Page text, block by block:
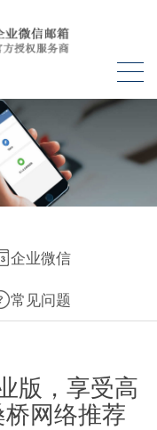
企业微信
常见问题
版，享受高
网络推荐